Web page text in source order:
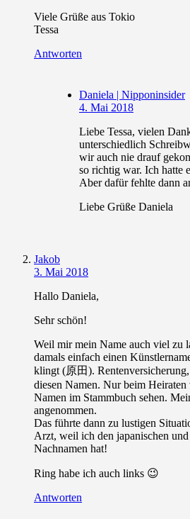
Viele Grüße aus Tokio
Tessa
Antworten
Daniela | Nipponinsider
4. Mai 2018
Liebe Tessa, vielen
unterschiedlich
wir auch nie drauf
so richtig war. Ich hatte
Aber dafür fehlte dann
Liebe Grüße Daniela
Jakob
3. Mai 2018
Hallo Daniela,
Sehr schön!
Weil mir mein Name auch viel zu
damals einfach einen
klingt (原田).
diesen Namen. Nur beim Heiraten
Namen im Stammbuch sehen.
angenommen.
Das führte dann zu lustigen
Arzt, weil ich den japanischen und
Nachnamen hat!
Ring habe ich auch links 😉
Antworten